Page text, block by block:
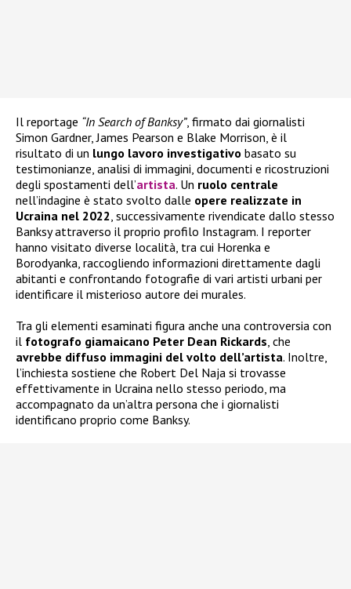
Il reportage “In Search of Banksy”, firmato dai giornalisti
Simon Gardner, James Pearson e Blake Morrison, è il
risultato di un lungo lavoro investigativo basato su
testimonianze, analisi di immagini, documenti e ricostruzioni
degli spostamenti dell’artista. Un ruolo centrale
nell’indagine è stato svolto dalle opere realizzate in
Ucraina nel 2022 , successivamente rivendicate dallo stesso
Banksy attraverso il proprio profilo Instagram. I reporter
hanno visitato diverse località, tra cui Horenka e
Borodyanka, raccogliendo informazioni direttamente dagli
abitanti e confrontando fotografie di vari artisti urbani per
identificare il misterioso autore dei murales.
Tra gli elementi esaminati figura anche una controversia con
il fotografo giamaicano Peter Dean Rickards , che
avrebbe diffuso immagini del volto dell’artista. Inoltre,
l’inchiesta sostiene che Robert Del Naja si trovasse
effettivamente in Ucraina nello stesso periodo, ma
accompagnato da un’altra persona che i giornalisti
identificano proprio come Banksy.